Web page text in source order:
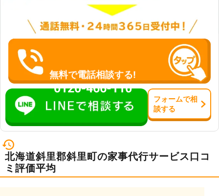
無料で電話相談する!
0120-466-110
フォームで相
談する
北海道斜里郡斜里町の家事代行サービス口コ
ミ評価平均